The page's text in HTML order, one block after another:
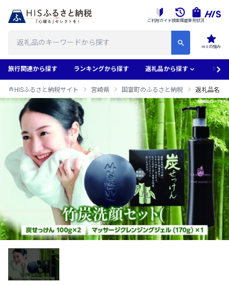
HISの強み
ご利用ガイド検索履歴寄附状況
旅行関連から探す ランキングから探す 返礼品から探す 地域
HISふるさと納税サイト 宮崎県 国富町のふるさと納税 返礼品名